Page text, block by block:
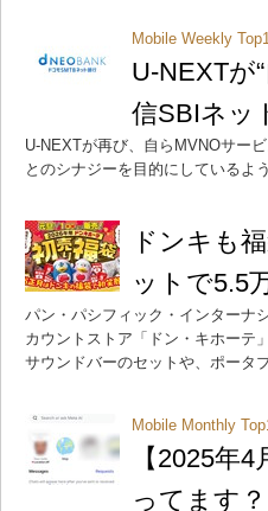
Mobile Weekly
U-NEXTが
信SBIネッ
U-NEXTが再び、自らMVNOサー
とのシナジーを目的にしているよう
ドンキも
ットで5.5
パン・パシフィック・インターナ
カウントストア「ドン・キホーテ
サウンドバーのセットや、ポータ
Mobile Monthly
【2025年
ってます